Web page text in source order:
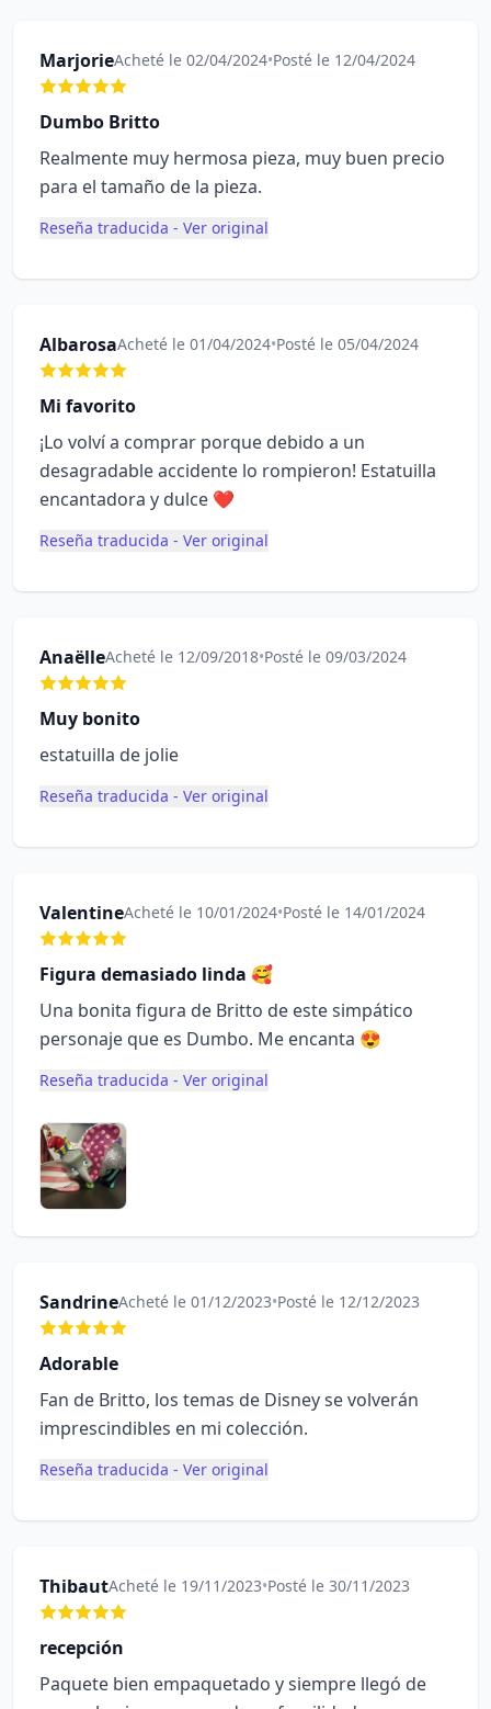
MarjorieAcheté le 02/04/2024•Posté le 12/04/2024
Dumbo Britto
Realmente muy hermosa pieza, muy buen precio
para el tamaño de la pieza.
Reseña traducida - Ver original
AlbarosaAcheté le 01/04/2024•Posté le 05/04/2024
Mi favorito
¡Lo volví a comprar porque debido a un
desagradable accidente lo rompieron! Estatuilla
encantadora y dulce ❤
Reseña traducida - Ver original
AnaëlleAcheté le 12/09/2018•Posté le 09/03/2024
Muy bonito
estatuilla de jolie
Reseña traducida - Ver original
ValentineAcheté le 10/01/2024•Posté le 14/01/2024
Figura demasiado linda 🥰
Una bonita figura de Britto de este simpático
personaje que es Dumbo. Me encanta 😍
Reseña traducida - Ver original
SandrineAcheté le 01/12/2023•Posté le 12/12/2023
Adorable
Fan de Britto, los temas de Disney se volverán
imprescindibles en mi colección.
Reseña traducida - Ver original
ThibautAcheté le 19/11/2023•Posté le 30/11/2023
recepción
Paquete bien empaquetado y siempre llegó de